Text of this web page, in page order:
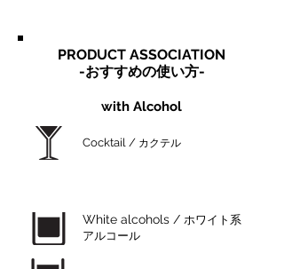
PRODUCT ASSOCIATION
​-おすすめの使い方-
with Alcohol
Cocktail / カクテル
White alcohols / ホワイト系
アルコール